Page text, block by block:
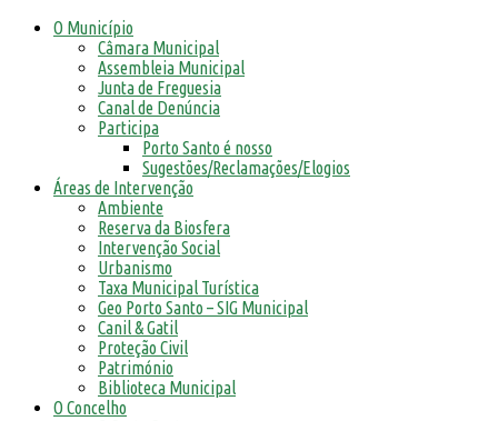
O Município
Câmara Municipal
Assembleia Municipal
Junta de Freguesia
Canal de Denúncia
Participa
Porto Santo é nosso
Sugestões/Reclamações/Elogios
Áreas de Intervenção
Ambiente
Reserva da Biosfera
Intervenção Social
Urbanismo
Taxa Municipal Turística
Geo Porto Santo – SIG Municipal
Canil & Gatil
Proteção Civil
Património
Biblioteca Municipal
O Concelho